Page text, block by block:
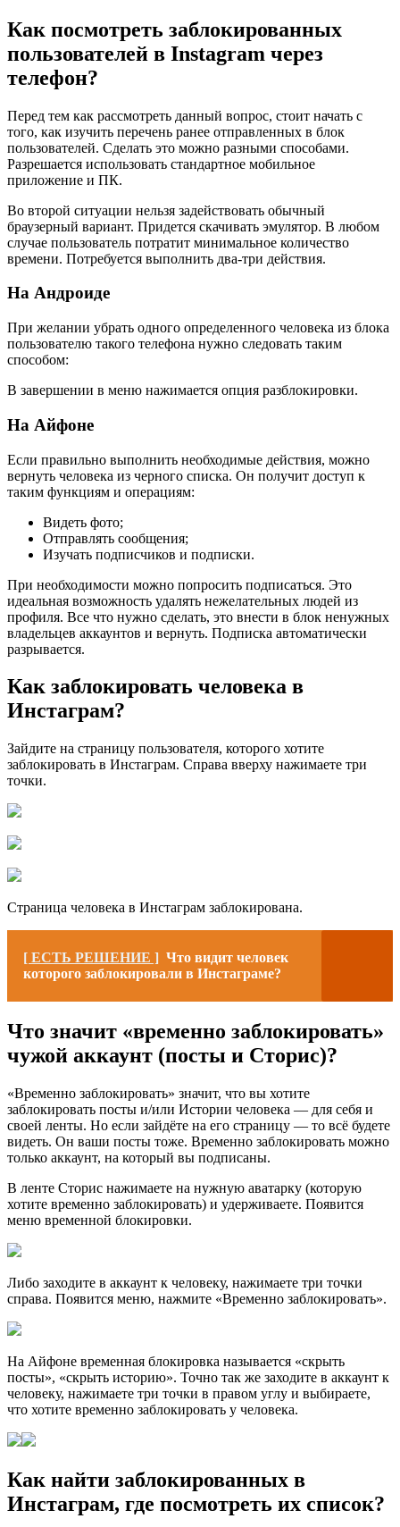
Как посмотреть заблокированных
пользователей в Instagram через
телефон?
Перед тем как рассмотреть данный вопрос, стоит начать с
того, как изучить перечень ранее отправленных в блок
пользователей. Сделать это можно разными способами.
Разрешается использовать стандартное мобильное
приложение и ПК.
Во второй ситуации нельзя задействовать обычный
браузерный вариант. Придется скачивать эмулятор. В любом
случае пользователь потратит минимальное количество
времени. Потребуется выполнить два-три действия.
На Андроиде
При желании убрать одного определенного человека из блока
пользователю такого телефона нужно следовать таким
способом:
В завершении в меню нажимается опция разблокировки.
На Айфоне
Если правильно выполнить необходимые действия, можно
вернуть человека из черного списка. Он получит доступ к
таким функциям и операциям:
Видеть фото;
Отправлять сообщения;
Изучать подписчиков и подписки.
При необходимости можно попросить подписаться. Это
идеальная возможность удалять нежелательных людей из
профиля. Все что нужно сделать, это внести в блок ненужных
владельцев аккаунтов и вернуть. Подписка автоматически
разрывается.
Как заблокировать человека в
Инстаграм?
Зайдите на страницу пользователя, которого хотите
заблокировать в Инстаграм. Справа вверху нажимаете три
точки.
Страница человека в Инстаграм заблокирована.
[ ЕСТЬ РЕШЕНИЕ ] Что видит человек
которого заблокировали в Инстаграме?
Что значит «временно заблокировать»
чужой аккаунт (посты и Сторис)?
«Временно заблокировать» значит, что вы хотите
заблокировать посты и/или Истории человека — для себя и
своей ленты. Но если зайдёте на его страницу — то всё будете
видеть. Он ваши посты тоже. Временно заблокировать можно
только аккаунт, на который вы подписаны.
В ленте Сторис нажимаете на нужную аватарку (которую
хотите временно заблокировать) и удерживаете. Появится
меню временной блокировки.
Либо заходите в аккаунт к человеку, нажимаете три точки
справа. Появится меню, нажмите «Временно заблокировать».
На Айфоне временная блокировка называется «скрыть
посты», «скрыть историю». Точно так же заходите в аккаунт к
человеку, нажимаете три точки в правом углу и выбираете,
что хотите временно заблокировать у человека.
Как найти заблокированных в
Инстаграм, где посмотреть их список?